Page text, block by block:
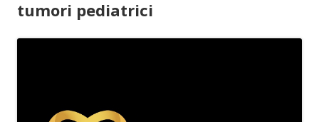
tumori pediatrici